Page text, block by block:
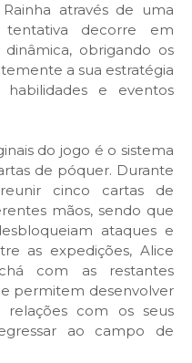
através de uma
decorre em
obrigando os
a sua estratégia
habilidades e eventos
do jogo é o sistema
de póquer. Durante
cinco cartas de
mãos, sendo que
ataques e
as expedições, Alice
com as restantes
permitem desenvolver
com os seus
ao campo de